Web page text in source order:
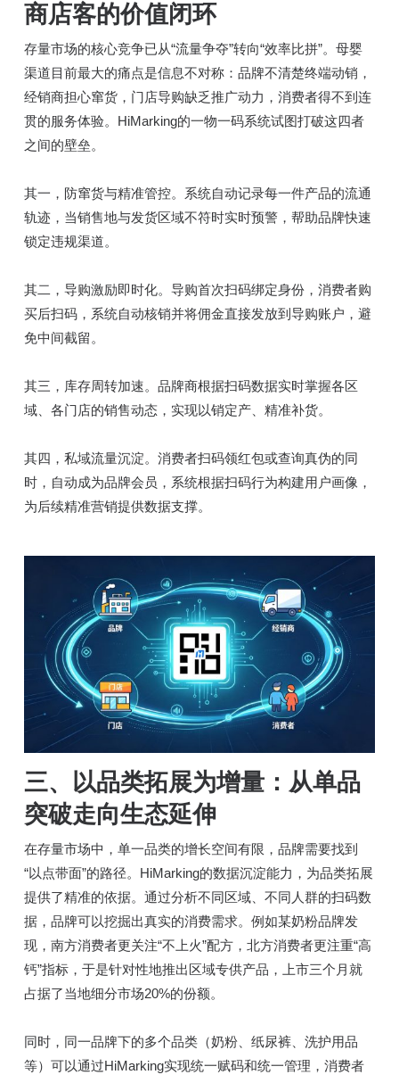
商店客的价值闭环
存量市场的核心竞争已从“流量争夺”转向“效率比拼”。母婴
渠道目前最大的痛点是信息不对称：品牌不清楚终端动销，
经销商担心窜货，门店导购缺乏推广动力，消费者得不到连
贯的服务体验。HiMarking的一物一码系统试图打破这四者
之间的壁垒。
其一，防窜货与精准管控。系统自动记录每一件产品的流通
轨迹，当销售地与发货区域不符时实时预警，帮助品牌快速
锁定违规渠道。
其二，导购激励即时化。导购首次扫码绑定身份，消费者购
买后扫码，系统自动核销并将佣金直接发放到导购账户，避
免中间截留。
其三，库存周转加速。品牌商根据扫码数据实时掌握各区
域、各门店的销售动态，实现以销定产、精准补货。
其四，私域流量沉淀。消费者扫码领红包或查询真伪的同
时，自动成为品牌会员，系统根据扫码行为构建用户画像，
为后续精准营销提供数据支撑。
三、以品类拓展为增量：从单品
突破走向生态延伸
在存量市场中，单一品类的增长空间有限，品牌需要找到
“以点带面”的路径。HiMarking的数据沉淀能力，为品类拓展
提供了精准的依据。通过分析不同区域、不同人群的扫码数
据，品牌可以挖掘出真实的消费需求。例如某奶粉品牌发
现，南方消费者更关注“不上火”配方，北方消费者更注重“高
钙”指标，于是针对性地推出区域专供产品，上市三个月就
占据了当地细分市场20%的份额。
同时，同一品牌下的多个品类（奶粉、纸尿裤、洗护用品
等）可以通过HiMarking实现统一赋码和统一管理，消费者